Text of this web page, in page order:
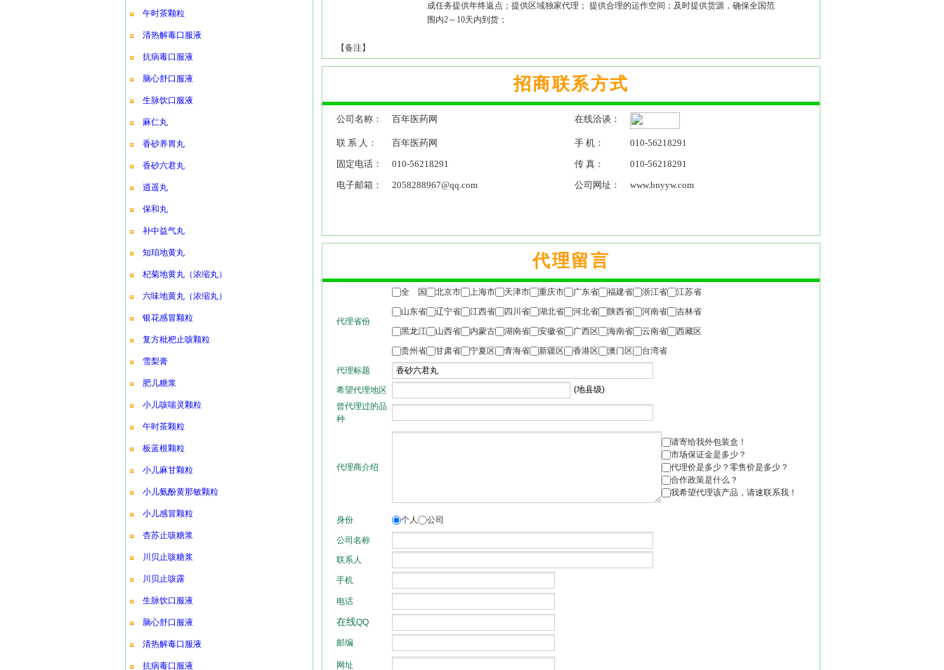
午时茶颗粒
清热解毒口服液
抗病毒口服液
脑心舒口服液
生脉饮口服液
麻仁丸
香砂养胃丸
香砂六君丸
逍遥丸
保和丸
补中益气丸
知珀地黄丸
杞菊地黄丸（浓缩丸）
六味地黄丸（浓缩丸）
银花感冒颗粒
复方枇杷止咳颗粒
雪梨膏
肥儿糖浆
小儿咳喘灵颗粒
午时茶颗粒
板蓝根颗粒
小儿麻甘颗粒
小儿氨酚黄那敏颗粒
小儿感冒颗粒
杏苏止咳糖浆
川贝止咳糖浆
川贝止咳露
生脉饮口服液
脑心舒口服液
清热解毒口服液
抗病毒口服液
成任务提供年终返点；提供区域独家代理； 提供合理的运作空间；及时提供货源，确保全国范
围内2～10天内到货；
【备注】
招商联系方式
公司名称： 百年医药网 在线洽谈：
联 系 人： 百年医药网 手 机：
010-56218291
固定电话：
010-56218291 传 真：
010-56218291
电子邮箱：
2058288967@qq.com 公司网址： www.bnyyw.com
代理留言